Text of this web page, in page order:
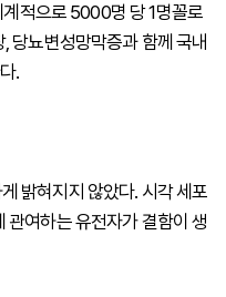
적으로 5000명 당 1명꼴로
당뇨변성망막증과 함께 국내
.
밝혀지지 않았다. 시각 세포
관여하는 유전자가 결함이 생